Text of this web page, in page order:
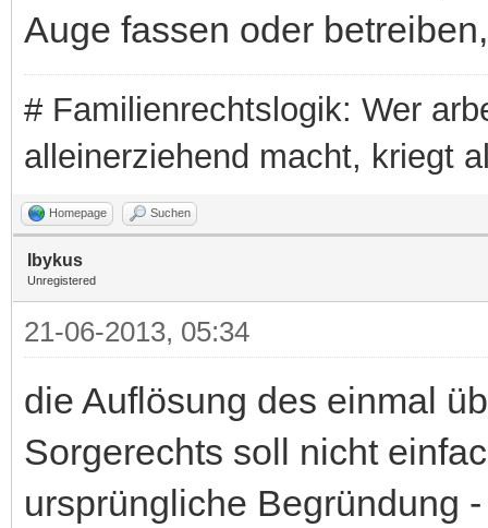
Auge fassen oder
# Familienrechtslogik: Wer
alleinerziehend macht, kriegt
Homepage Suchen
Ibykus
Unregistered
21-06-2013, 05:34
die Auflösung des einmal
Sorgerechts soll nicht
ursprüngliche Begründung